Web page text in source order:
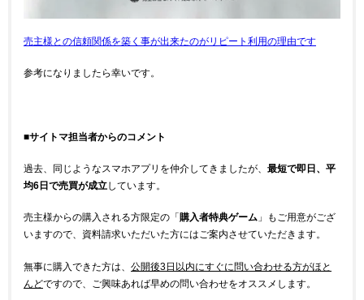
売主様との信頼関係を築く事が出来たのがリピート利用の理由です
参考になりましたら幸いです。
■サイトマ担当者からのコメント
過去、同じようなスマホアプリを仲介してきましたが、 最短で即日、平
均6日で売買が成立しています。
売主様からの購入される方限定の「 購入者特典ゲーム 」もご用意がござ
いますので、資料請求いただいた方にはご案内させていただきます。
無事に購入できた方は、 公開後3日以内にすぐに問い合わせる方がほと
んどですので、ご興味あれば早めの問い合わせをオススメします。